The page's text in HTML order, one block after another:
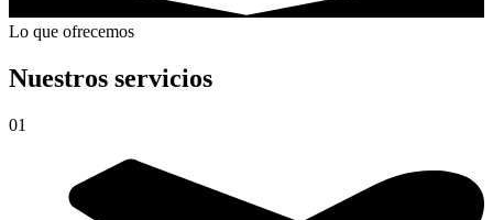
Lo que ofrecemos
Nuestros servicios
01